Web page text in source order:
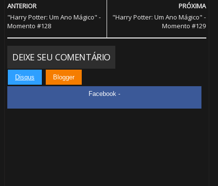
PRÓXIMA
"Harry Potter: Um Ano Mágico" -
Momento #129
ANTERIOR
"Harry Potter: Um Ano Mágico" -
Momento #128
DEIXE SEU COMENTÁRIO
Disqus Blogger
Facebook -
🎂
🎂
⚡
🎈